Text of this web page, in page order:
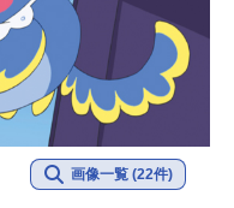
画像一覧 (22件)